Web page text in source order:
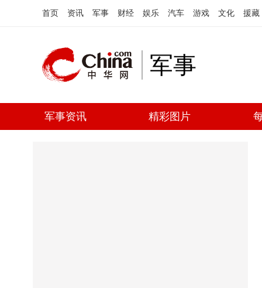
首页 资讯 军事 财经 娱乐 汽车 游戏 文化 援藏
军事
军事资讯 精彩图片